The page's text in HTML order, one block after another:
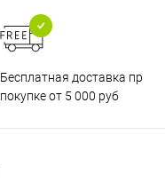
Бесплатная доставка при
покупке от 5 000 руб